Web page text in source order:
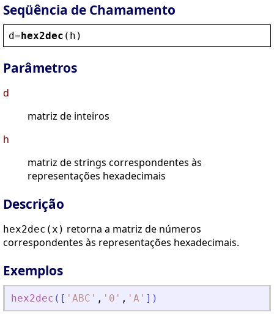
Seqüência de Chamamento
d=hex2dec ( h )
Parâmetros
d
matriz de inteiros
h
matriz de strings correspondentes às
representações hexadecimais
Descrição
hex2dec(x) retorna a matriz de números
correspondentes às representações hexadecimais.
Exemplos
hex2dec ( [ ' ABC ' , ' 0 ' , ' A ' ] )